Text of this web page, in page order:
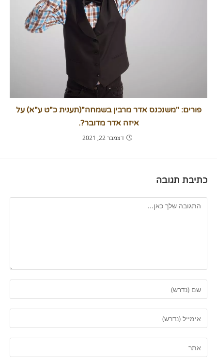
פורים: "משנכנס אדר מרבין בשמחה"(תענית כ"ט ע"א) על
איזה אדר מדובר?.
דצמבר 22, 2021
כתיבת תגובה